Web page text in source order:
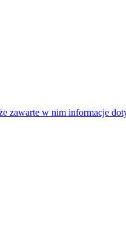
zawarte w nim informacje